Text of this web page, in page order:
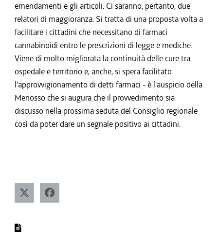
emendamenti e gli articoli. Ci saranno, pertanto, due
relatori di maggioranza. Si tratta di una proposta volta a
facilitare i cittadini che necessitano di farmaci
cannabinoidi entro le prescrizioni di legge e mediche.
Viene di molto migliorata la continuità delle cure tra
ospedale e territorio e, anche, si spera facilitato
l'approvvigionamento di detti farmaci - è l'auspicio della
Menosso che si augura che il provvedimento sia
discusso nella prossima seduta del Consiglio regionale
così da poter dare un segnale positivo ai cittadini.